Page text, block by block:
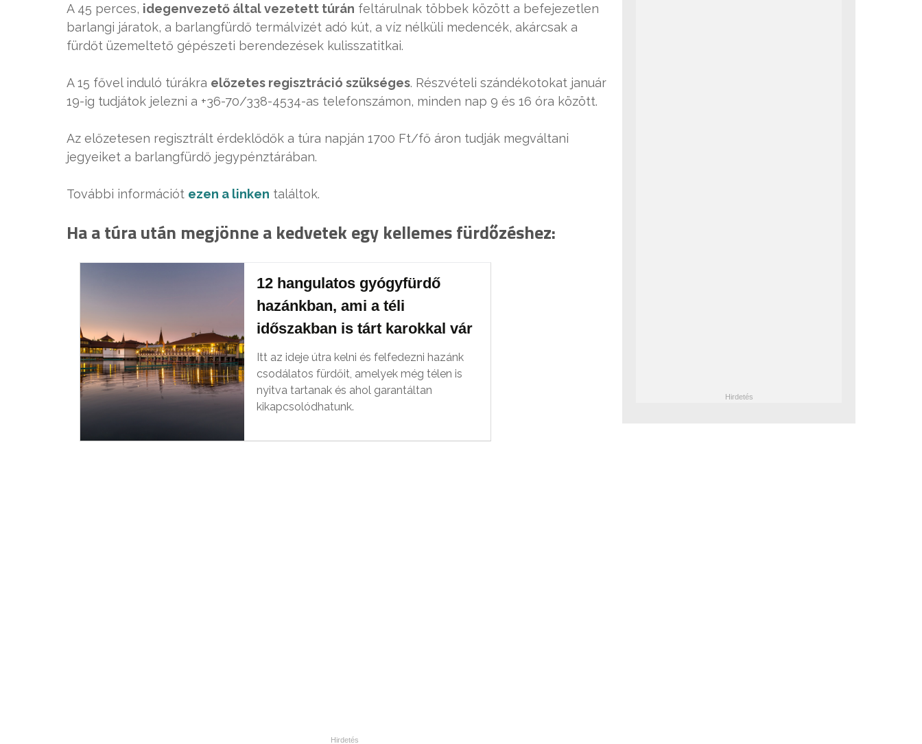
A 45 perces, idegenvezető által vezetett túrán feltárulnak többek között a befejezetlen
barlangi járatok, a barlangfürdő termálvizét adó kút, a víz nélküli medencék, akárcsak a
fürdőt üzemeltető gépészeti berendezések kulisszatitkai.
A 15 fővel induló túrákra előzetes regisztráció szükséges. Részvételi szándékotokat január
19-ig tudjátok jelezni a +36-70/338-4534-as telefonszámon, minden nap 9 és 16 óra között.
Az előzetesen regisztrált érdeklődők a túra napján 1700 Ft/fő áron tudják megváltani
jegyeiket a barlangfürdő jegypénztárában.
További információt ezen a linken találtok.
Ha a túra után megjönne a kedvetek egy kellemes fürdőzéshez:
12 hangulatos gyógyfürdő
hazánkban, ami a téli
időszakban is tárt karokkal vár
Itt az ideje útra kelni és felfedezni hazánk
csodálatos fürdőit, amelyek még télen is
nyitva tartanak és ahol garantáltan
kikapcsolódhatunk.